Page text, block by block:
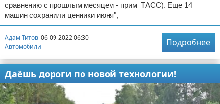
сравнению с прошлым месяцем - прим. ТАСС). Еще 14
машин сохранили ценники июня",
Адам Титов 06-09-2022 06:30
Автомобили
Подробнее
Даёшь дороги по новой технологии!